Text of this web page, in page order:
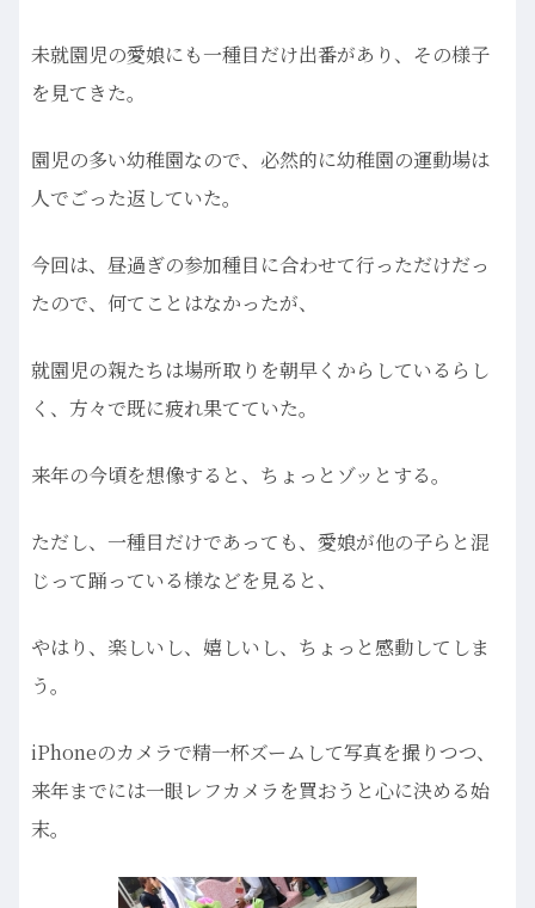
未就園児の愛娘にも一種目だけ出番があり、その様子
を見てきた。
園児の多い幼稚園なので、必然的に幼稚園の運動場は
人でごった返していた。
今回は、昼過ぎの参加種目に合わせて行っただけだっ
たので、何てことはなかったが、
就園児の親たちは場所取りを朝早くからしているらし
く、方々で既に疲れ果てていた。
来年の今頃を想像すると、ちょっとゾッとする。
ただし、一種目だけであっても、愛娘が他の子らと混
じって踊っている様などを見ると、
やはり、楽しいし、嬉しいし、ちょっと感動してしま
う。
iPhoneのカメラで精一杯ズームして写真を撮りつつ、
来年までには一眼レフカメラを買おうと心に決める始
末。